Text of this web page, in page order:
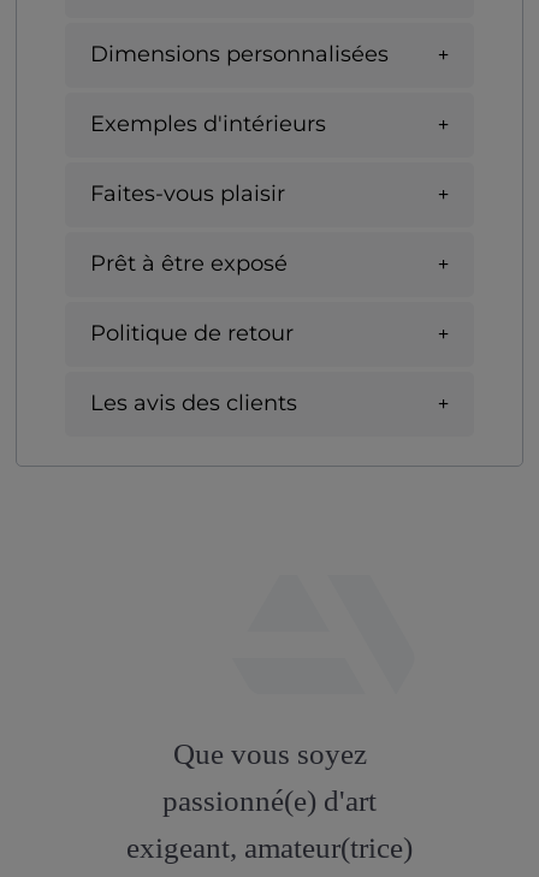
Dimensions personnalisées
Exemples d'intérieurs
Faites-vous plaisir
Prêt à être exposé
Politique de retour
Les avis des clients
artstation
Que vous soyez
passionné(e) d'art
exigeant, amateur(trice)